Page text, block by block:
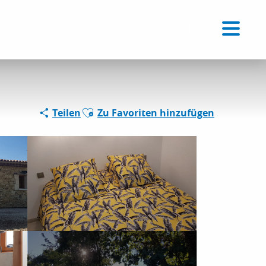
TeilenAjouter aux favoris
Zu Favoriten hinzufügen